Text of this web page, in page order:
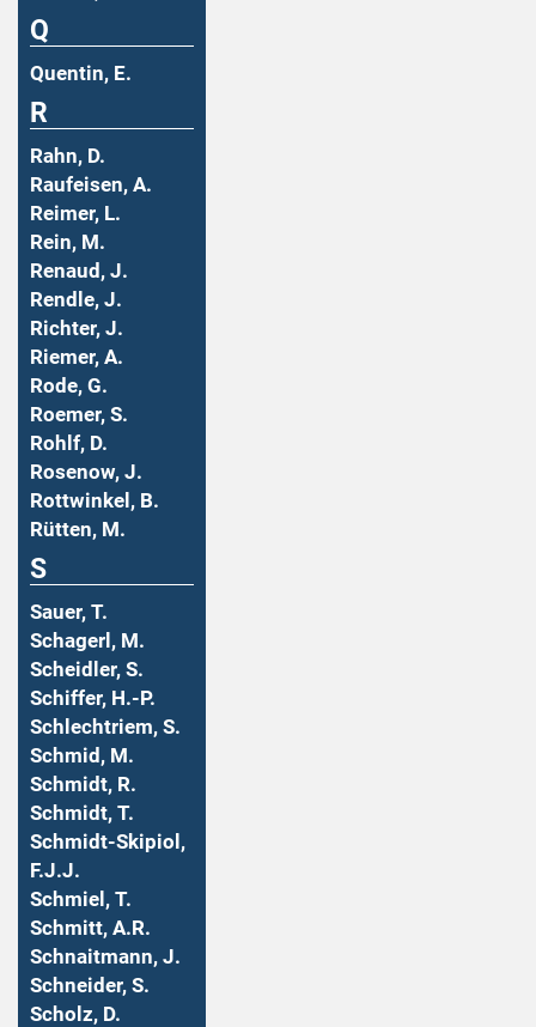
Q
Quentin, E.
R
Rahn, D.
Raufeisen, A.
Reimer, L.
Rein, M.
Renaud, J.
Rendle, J.
Richter, J.
Riemer, A.
Rode, G.
Roemer, S.
Rohlf, D.
Rosenow, J.
Rottwinkel, B.
Rütten, M.
S
Sauer, T.
Schagerl, M.
Scheidler, S.
Schiffer, H.-P.
Schlechtriem, S.
Schmid, M.
Schmidt, R.
Schmidt, T.
Schmidt-Skipiol,
F.J.J.
Schmiel, T.
Schmitt, A.R.
Schnaitmann, J.
Schneider, S.
Scholz, D.